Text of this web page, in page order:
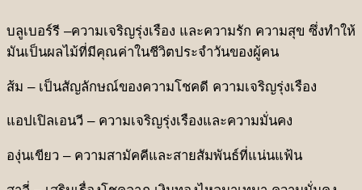
บลูเบอร์รี –ความเจริญรุ่งเรือง และความรัก ความสุข ซึ่งทำให้
มันเป็นผลไม้ที่มีคุณค่าในชีวิตประจำวันของผู้คน
ส้ม – เป็นสัญลักษณ์ของความโชคดี ความเจริญรุ่งเรือง
แอปเปิลเอนวี – ความเจริญรุ่งเรืองและความมั่นคง
องุ่นเขียว – ความสามัคคีและสายสัมพันธ์ที่แน่นแฟ้น